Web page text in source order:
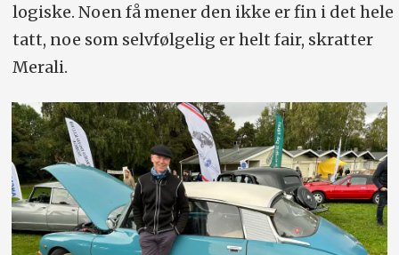
logiske. Noen få mener den ikke er fin i det hele
tatt, noe som selvfølgelig er helt fair, skratter
Merali.